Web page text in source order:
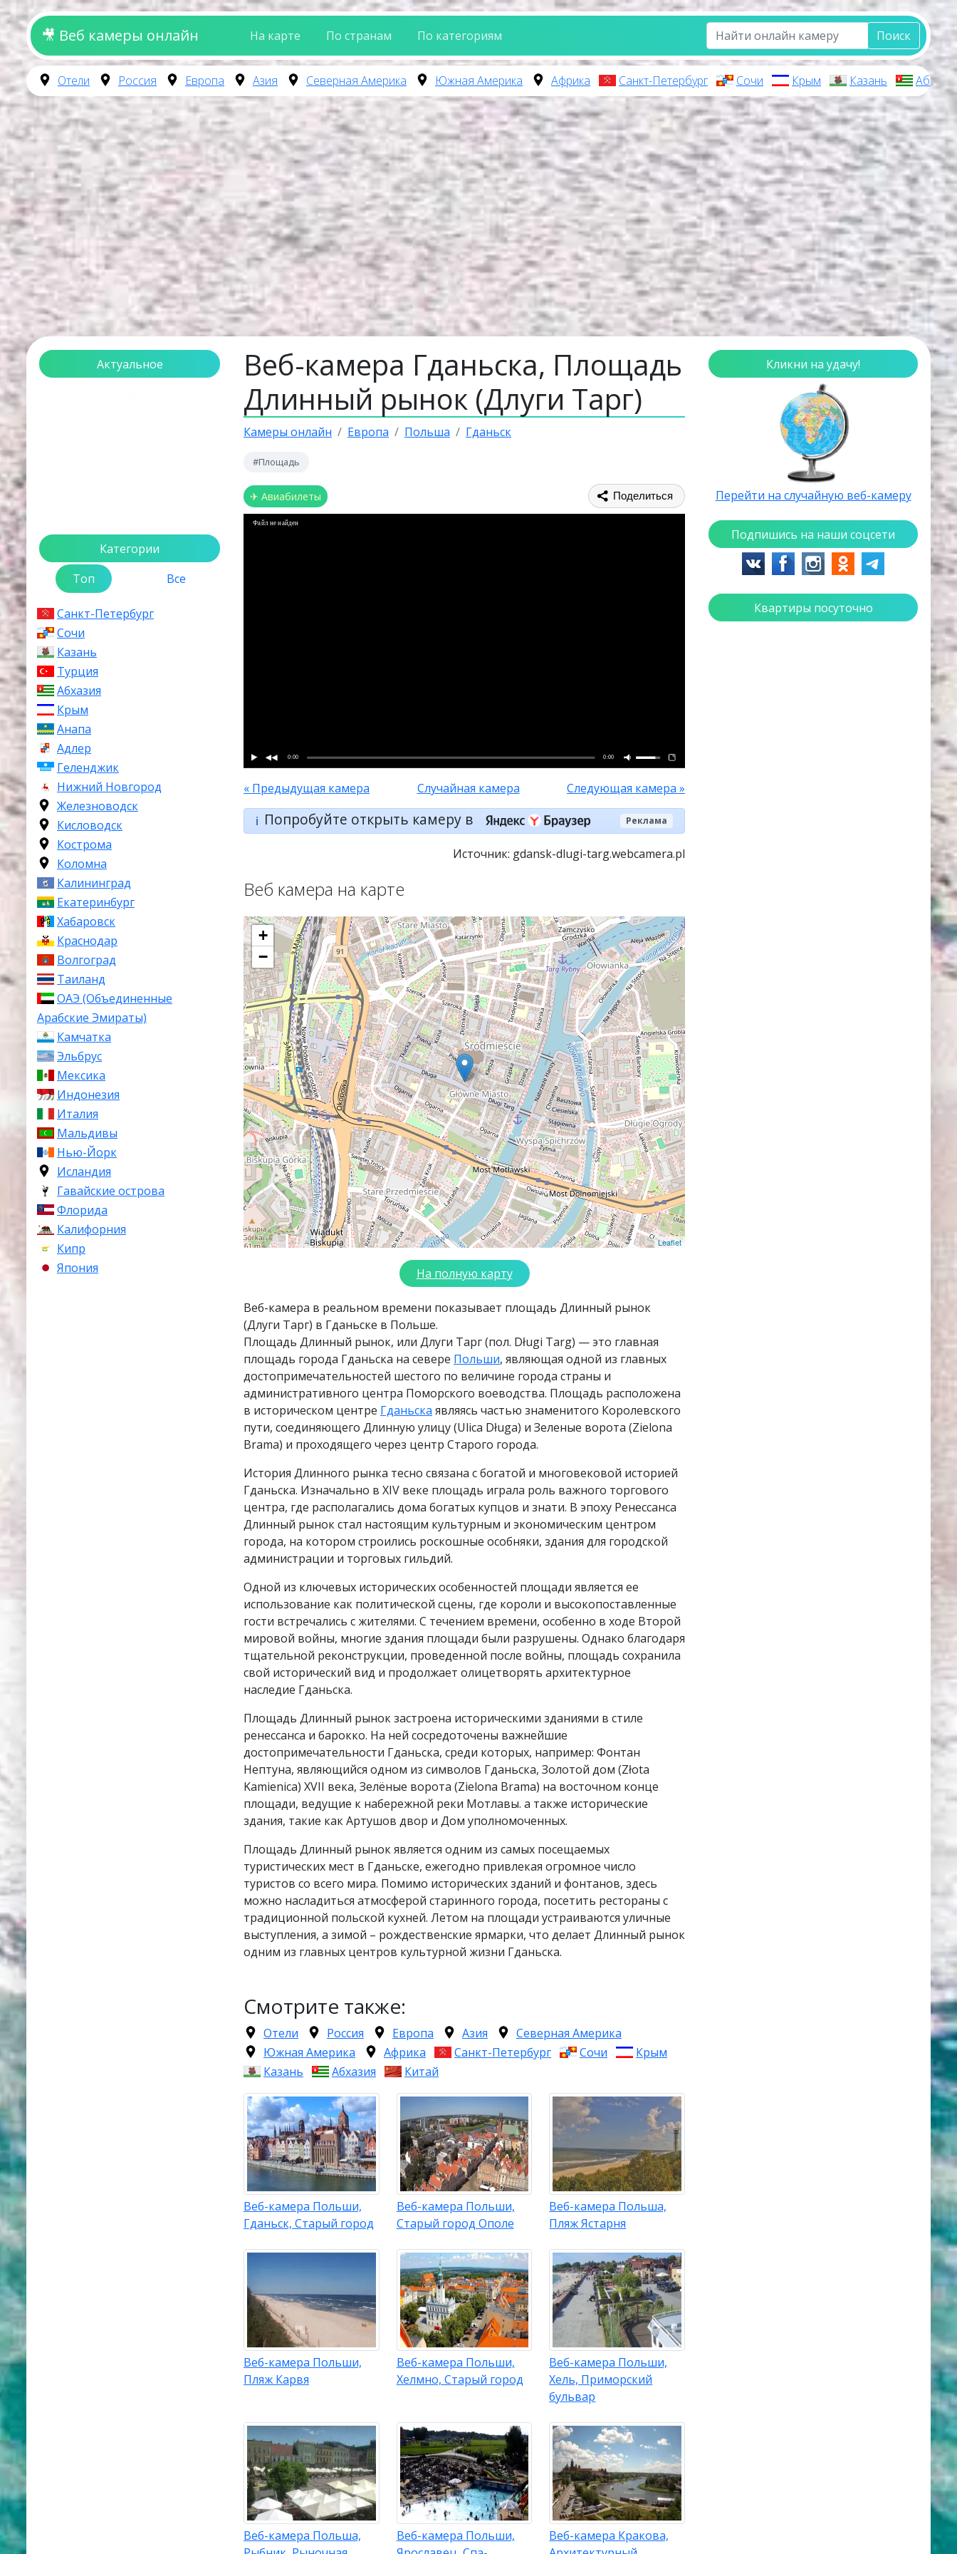
🎥 Веб камеры онлайн На карте По странам По категориям Поиск
Отели Россия Европа Азия Северная Америка Южная Америка Африка Санкт-Петербург Сочи Крым Казань
Актуальное
Категории
Топ
Все
Санкт-Петербург
Сочи
Казань
Турция
Абхазия
Крым
Анапа
Адлер
Геленджик
Нижний Новгород
Железноводск
Кисловодск
Кострома
Коломна
Калининград
Екатеринбург
Хабаровск
Краснодар
Волгоград
Таиланд
ОАЭ (Объединенные
Арабские Эмираты)
Камчатка
Эльбрус
Мексика
Индонезия
Италия
Мальдивы
Нью-Йорк
Исландия
Гавайские острова
Флорида
Калифорния
Кипр
Япония
Веб-камера Гданьска, Площадь
Длинный рынок (Длуги Тарг)
Камеры онлайн Европа Польша Гданьск
#Площадь
✈ Авиабилеты Поделиться
Файл не найден
0:00 0:00
« Предыдущая камера Случайная камера Следующая камера »
ℹ️ Попробуйте открыть камеру в Реклама
Источник: gdansk-dlugi-targ.webcamera.pl
Веб камера на карте
+
−
Leaflet
На полную карту
Веб-камера в реальном времени показывает площадь Длинный рынок
(Длуги Тарг) в Гданьске в Польше.
Площадь Длинный рынок, или Длуги Тарг (пол. Długi Targ) — это главная
площадь города Гданьска на севере Польши, являющая одной из главных
достопримечательностей шестого по величине города страны и
административного центра Поморского воеводства. Площадь расположена
в историческом центре Гданьска являясь частью знаменитого Королевского
пути, соединяющего Длинную улицу (Ulica Długa) и Зеленые ворота (Zielona
Brama) и проходящего через центр Старого города.
История Длинного рынка тесно связана с богатой и многовековой историей
Гданьска. Изначально в XIV веке площадь играла роль важного торгового
центра, где располагались дома богатых купцов и знати. В эпоху Ренессанса
Длинный рынок стал настоящим культурным и экономическим центром
города, на котором строились роскошные особняки, здания для городской
администрации и торговых гильдий.
Одной из ключевых исторических особенностей площади является ее
использование как политической сцены, где короли и высокопоставленные
гости встречались с жителями. С течением времени, особенно в ходе Второй
мировой войны, многие здания площади были разрушены. Однако благодаря
тщательной реконструкции, проведенной после войны, площадь сохранила
свой исторический вид и продолжает олицетворять архитектурное
наследие Гданьска.
Площадь Длинный рынок застроена историческими зданиями в стиле
ренессанса и барокко. На ней сосредоточены важнейшие
достопримечательности Гданьска, среди которых, например: Фонтан
Нептуна, являющийся одном из символов Гданьска, Золотой дом (Złota
Kamienica) XVII века, Зелёные ворота (Zielona Brama) на восточном конце
площади, ведущие к набережной реки Мотлавы. а также исторические
здания, такие как Артушов двор и Дом уполномоченных.
Площадь Длинный рынок является одним из самых посещаемых
туристических мест в Гданьске, ежегодно привлекая огромное число
туристов со всего мира. Помимо исторических зданий и фонтанов, здесь
можно насладиться атмосферой старинного города, посетить рестораны с
традиционной польской кухней. Летом на площади устраиваются уличные
выступления, а зимой – рождественские ярмарки, что делает Длинный рынок
одним из главных центров культурной жизни Гданьска.
Смотрите также:
Отели Россия Европа Азия
Северная Америка
Южная Америка
Африка Санкт-Петербург Сочи
Крым
Казань
Абхазия Китай
Веб-камера Польши,
Гданьск, Старый город
Веб-камера Польши,
Старый город Ополе
Веб-камера Польша,
Пляж Ястарня
Веб-камера Польши,
Пляж Карвя
Веб-камера Польши,
Хелмно, Старый город
Веб-камера Польши,
Хель, Приморский
бульвар
Веб-камера Польша,
Веб-камера Польши,
Веб-камера Кракова,
Кликни на удачу!
Перейти на случайную веб-камеру
Подпишись на наши соцсети
Квартиры посуточно